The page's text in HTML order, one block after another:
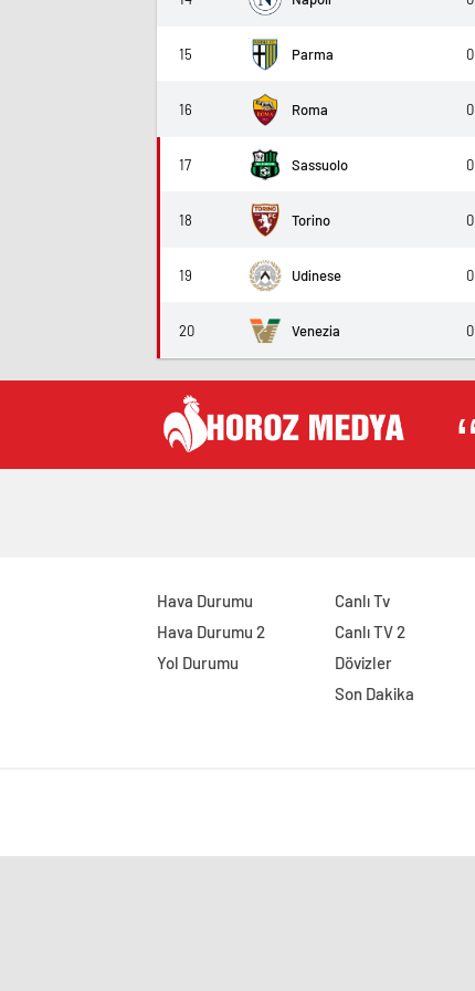
15 Parma 0
16 Roma 0
17 Sassuolo 0
18 Torino 0
19 Udinese 0
20 Venezia 0
Hava Durumu
Hava Durumu 2
Yol Durumu
Canlı Tv
Canlı TV 2
Dövizler
Son Dakika